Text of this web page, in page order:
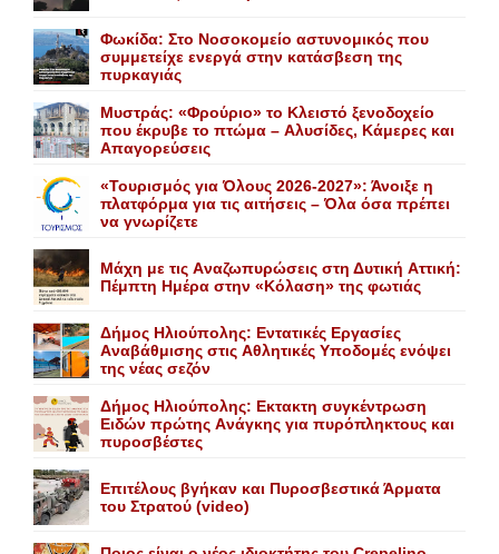
Φωκίδα: Στο Νοσοκομείο αστυνομικός που
συμμετείχε ενεργά στην κατάσβεση της
πυρκαγιάς
Mυστράς: «Φρούριο» το Kλειστό ξενοδοχείο
που έκρυβε το πτώμα – Aλυσίδες, Kάμερες και
Aπαγορεύσεις
«Τουρισμός για Όλους 2026-2027»: Άνοιξε η
πλατφόρμα για τις αιτήσεις – Όλα όσα πρέπει
να γνωρίζετε
Mάχη με τις Aναζωπυρώσεις στη Δυτική Aττική:
Πέμπτη Hμέρα στην «Kόλαση» της φωτιάς
Δήμος Ηλιούπολης: Eντατικές Eργασίες
Aναβάθμισης στις Aθλητικές Yποδομές ενόψει
της νέας σεζόν
Δήμος Ηλιούπολης: Eκτακτη συγκέντρωση
Eιδών πρώτης Aνάγκης για πυρόπληκτους και
πυροσβέστες
Επιτέλους βγήκαν και Πυροσβεστικά Άρματα
του Στρατού (video)